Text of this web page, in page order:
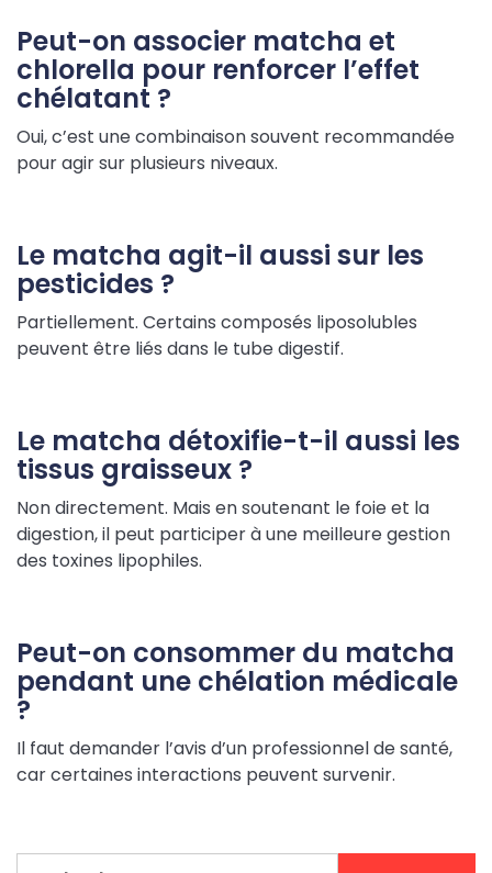
Peut-on associer matcha et
chlorella pour renforcer l’effet
chélatant ?
Oui, c’est une combinaison souvent recommandée
pour agir sur plusieurs niveaux.
Le matcha agit-il aussi sur les
pesticides ?
Partiellement. Certains composés liposolubles
peuvent être liés dans le tube digestif.
Le matcha détoxifie-t-il aussi les
tissus graisseux ?
Non directement. Mais en soutenant le foie et la
digestion, il peut participer à une meilleure gestion
des toxines lipophiles.
Peut-on consommer du matcha
pendant une chélation médicale
?
Il faut demander l’avis d’un professionnel de santé,
car certaines interactions peuvent survenir.